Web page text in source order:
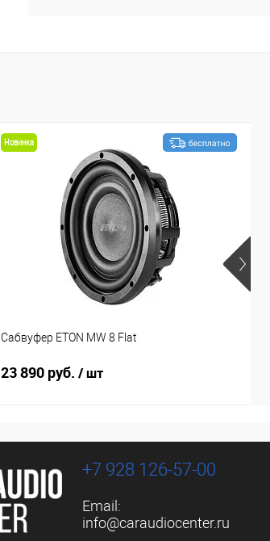
Новинка
Сабвуфер ETON MW 8 Flat
23 890 руб. / шт
+7 928 126-57-00
Email:
info@caraudiocenter.ru